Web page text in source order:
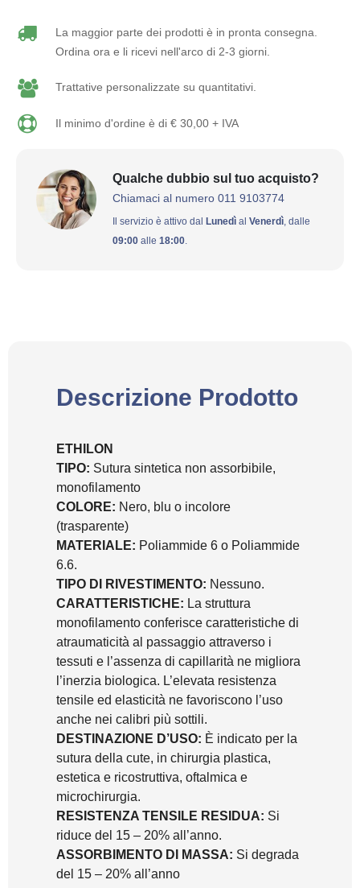
La maggior parte dei prodotti è in pronta consegna.
Ordina ora e li ricevi nell'arco di 2-3 giorni.
Trattative personalizzate su quantitativi.
Il minimo d'ordine è di € 30,00 + IVA
Qualche dubbio sul tuo acquisto?
Chiamaci al numero 011 9103774
Il servizio è attivo dal Lunedì al Venerdì, dalle
09:00 alle 18:00.
Descrizione Prodotto
ETHILON
TIPO: Sutura sintetica non assorbibile,
monofilamento
COLORE: Nero, blu o incolore
(trasparente)
MATERIALE: Poliammide 6 o Poliammide
6.6.
TIPO DI RIVESTIMENTO: Nessuno.
CARATTERISTICHE: La struttura
monofilamento conferisce caratteristiche di
atraumaticità al passaggio attraverso i
tessuti e l’assenza di capillarità ne migliora
l’inerzia biologica. L’elevata resistenza
tensile ed elasticità ne favoriscono l’uso
anche nei calibri più sottili.
DESTINAZIONE D’USO: È indicato per la
sutura della cute, in chirurgia plastica,
estetica e ricostruttiva, oftalmica e
microchirurgia.
RESISTENZA TENSILE RESIDUA: Si
riduce del 15 – 20% all’anno.
ASSORBIMENTO DI MASSA: Si degrada
del 15 – 20% all’anno